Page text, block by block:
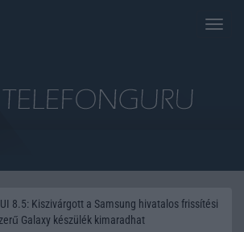
Toggle
8.5: Kiszivárgott a Samsung hivatalos frissítési
Galaxy készülék kimaradhat